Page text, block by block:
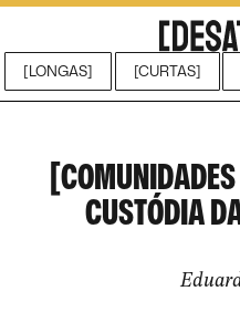
[LONGAS] [CURTAS]
CUSTÓDIA